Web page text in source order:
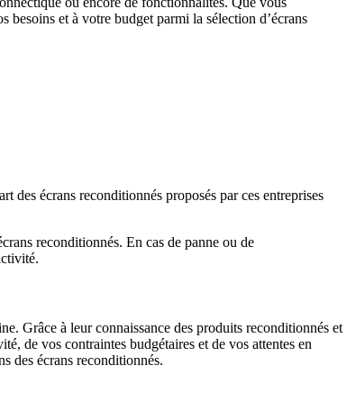
besoins et à votre budget parmi la sélection d’écrans
des écrans reconditionnés proposés par ces entreprises
reconditionnés. En cas de panne ou de
Grâce à leur connaissance des produits reconditionnés et
de vos contraintes budgétaires et de vos attentes en
des écrans reconditionnés.